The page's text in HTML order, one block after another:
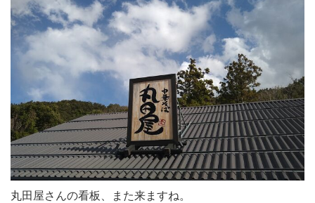
丸田屋さんの看板、また来ますね。